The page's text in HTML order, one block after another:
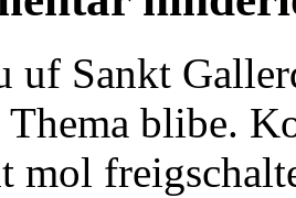
uf Sankt
blibe.
mol